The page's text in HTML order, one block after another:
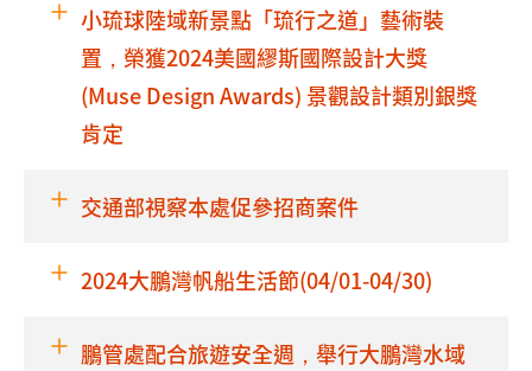
小琉球陸域新景點「琉行之道」藝術裝
置，榮獲2024美國繆斯國際設計大獎
(Muse Design Awards) 景觀設計類別銀獎
肯定
交通部視察本處促參招商案件
2024大鵬灣帆船生活節(04/01-04/30)
鵬管處配合旅遊安全週，舉行大鵬灣水域